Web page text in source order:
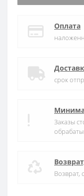
Оплата
срок
Заказы
Возврат,